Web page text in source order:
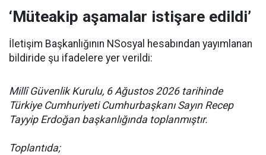
‘Müteakip aşamalar istişare edildi’
İletişim Başkanlığının NSosyal hesabından yayımlanan
bildiride şu ifadelere yer verildi:
Millî Güvenlik Kurulu, 6 Ağustos 2026 tarihinde
Türkiye Cumhuriyeti Cumhurbaşkanı Sayın Recep
Tayyip Erdoğan başkanlığında toplanmıştır.
Toplantıda;